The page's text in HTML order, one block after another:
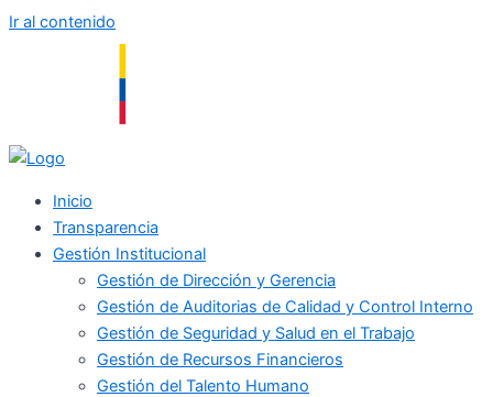
Ir al contenido
Inicio
Transparencia
Gestión Institucional
Gestión de Dirección y Gerencia
Gestión de Auditorias de Calidad y Control Interno
Gestión de Seguridad y Salud en el Trabajo
Gestión de Recursos Financieros
Gestión del Talento Humano